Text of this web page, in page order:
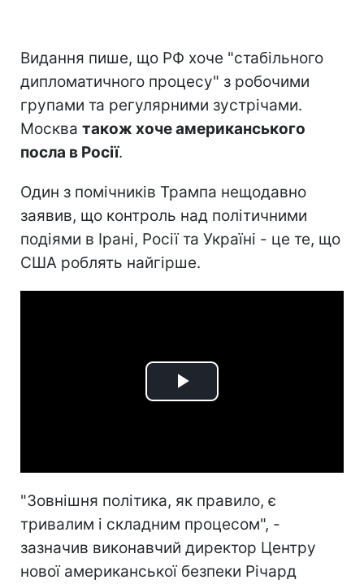
Видання пише, що РФ хоче "стабільного
дипломатичного процесу" з робочими
групами та регулярними зустрічами.
Москва також хоче американського
посла в Росії.
Один з помічників Трампа нещодавно
заявив, що контроль над політичними
подіями в Ірані, Росії та Україні - це те, що
США роблять найгірше.
Play
"Зовнішня політика, як правило, є
тривалим і складним процесом", -
зазначив виконавчий директор Центру
нової американської безпеки Річард